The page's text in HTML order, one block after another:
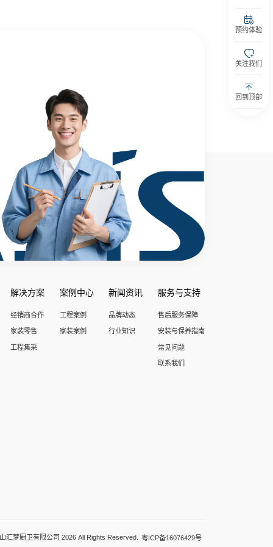
解决方案
经销商合作
家装零售
工程集采
案例中心
工程案例
家装案例
新闻资讯
品牌动态
行业知识
服务与支持
售后服务保障
安装与保养指南
常见问题
联系我们
汇梦厨卫有限公司 2026 All Rights Reserved. 粤ICP备16076429号
预约体验
关注我们
回到顶部